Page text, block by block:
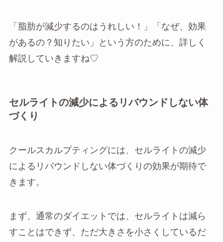
「脂肪が減少するのはうれしい！」「なぜ、効果
があるの？知りたい」という方のために、詳しく
解説していきますね♡
セルライトの減少によるリバウンドしない体
づくり
クールスカルプティングには、セルライトの減少
によるリバウンドしない体づくりの効果が期待で
きます。
まず、通常のダイエットでは、セルライトは減ら
すことはできず、ただ大きさを小さくしているだ